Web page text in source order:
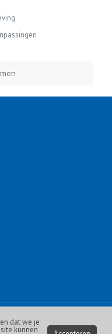
door Premium Online
dat we je
kunnen